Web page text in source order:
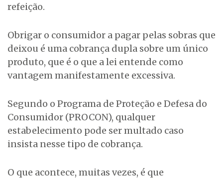
refeição.
Obrigar o consumidor a pagar pelas sobras que
deixou é uma cobrança dupla sobre um único
produto, que é o que a lei entende como
vantagem manifestamente excessiva.
Segundo o Programa de Proteção e Defesa do
Consumidor (PROCON), qualquer
estabelecimento pode ser multado caso
insista nesse tipo de cobrança.
O que acontece, muitas vezes, é que